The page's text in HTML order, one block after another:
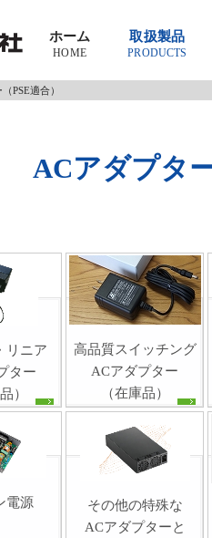
ホーム
HOME
取扱製品
PRODUCTS
PSE適合）
ACアダプタ
リニア
ター
）
高品質スイッチング
ACアダプター
（在庫品）
電源
その他の特殊な
ACアダプターと